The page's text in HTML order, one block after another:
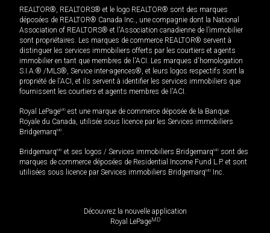
REALTOR®, REALTORS® et le logo REALTOR® sont des marques
déposées de REALTOR® Canada Inc., une compagnie dont la National
Association of REALTORS® et l'Association canadienne de l’immobilier
sont propriétaires. Les marques de commerce REALTOR® servent à
distinguer les services immobiliers offerts par les courtiers et agents
immobilier en tant que membres de l'ACI. Les marques d'homologation
S.I.A.® /MLS®, Service inter-agences®, et leurs logos respectifs sont la
propriété de l'ACI, et ils servent à identifier les services immobiliers que
fournissent les courtiers et agents membres de l'ACI.
Royal LePageMD est une marque de commerce déposée de la Banque
Royale du Canada, utilisée sous licence par les Services immobiliers
BridgemarqMD.
BridgemarqMD et ses logos / Services immobiliers BridgemarqMD sont des
marques de commerce déposées de Residential Income Fund L.P. et sont
utilisées sous licence par Services immobiliers BridgemarqMD Inc.
Découvrez la nouvelle application
Royal LePageMD